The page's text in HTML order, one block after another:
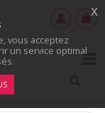
vous acceptez
un service optimal
x